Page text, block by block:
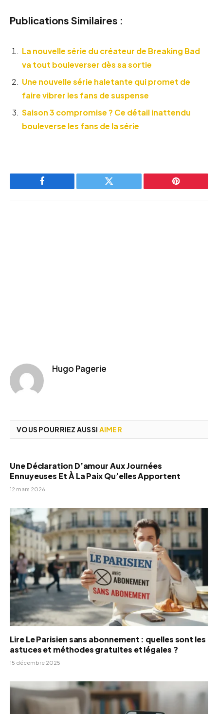
Publications Similaires :
La nouvelle série du créateur de Breaking Bad
va tout bouleverser dès sa sortie
Une nouvelle série haletante qui promet de
faire vibrer les fans de suspense
Saison 3 compromise ? Ce détail inattendu
bouleverse les fans de la série
Facebook Twitter Pinterest
Hugo Pagerie
VOUS POURRIEZ AUSSI AIMER
Une Déclaration D’amour Aux Journées
Ennuyeuses Et À La Paix Qu’elles Apportent
12 mars 2026
Lire Le Parisien sans abonnement : quelles sont les
astuces et méthodes gratuites et légales ?
15 décembre 2025